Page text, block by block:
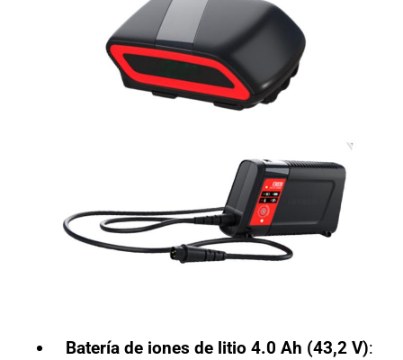
Batería de iones de litio 4.0 Ah (43,2 V):